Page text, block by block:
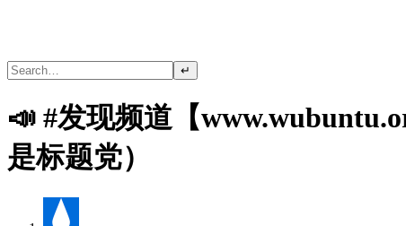
↵
📣 #发现频道【
是标题党）